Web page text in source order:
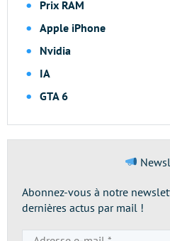
Prix RAM
Apple iPhone
Nvidia
IA
GTA 6
Abonnez-vous à notre
dernières actus par mail !